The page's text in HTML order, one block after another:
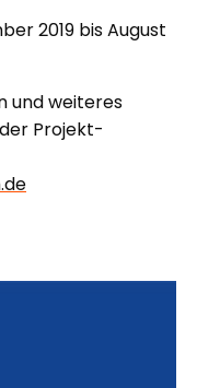
2019 bis August
und weiteres
Projekt-